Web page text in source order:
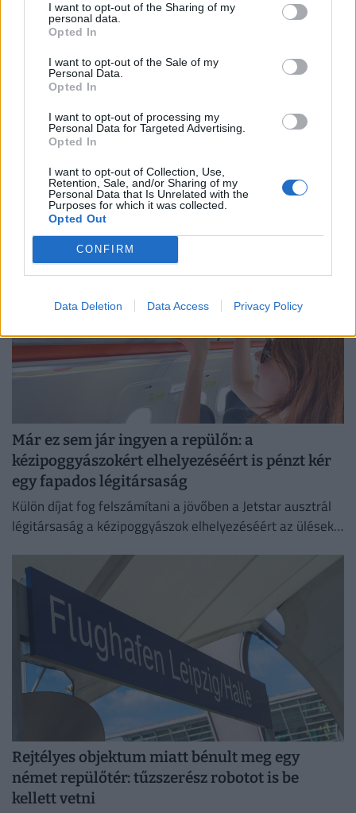
I want to opt-out of the Sharing of my
personal data.
Opted In
I want to opt-out of the Sale of my
Personal Data.
Opted In
I want to opt-out of processing my
Personal Data for Targeted Advertising.
Opted In
I want to opt-out of Collection, Use,
Retention, Sale, and/or Sharing of my
Personal Data that Is Unrelated with the
Purposes for which it was collected.
Opted Out
CONFIRM
Data Deletion Data Access Privacy Policy
Kegyetlenül pórul jártak a magyar utazók:
tegnap még indulást ígért, ma
fizetésképtelenséget jelentett egy utazási iroda
Augusztus 5-én csődöt jelentett a főként bulgáriai utakat
kínáló, bolgár bejegyzésű Robinson Tours.
Már ez sem jár ingyen a repülőn: a
kézipoggyászokért elhelyezéséért is pénzt kér
egy fapados légitársaság
Külön díjat fog felszámítani a jövőben a Jetstar ausztrál
légitársaság a kézipoggyászok elhelyezéséért az ülések
Rejtélyes objektum miatt bénult meg egy
német repülőtér: tűzszerész robotot is be
kellett vetni